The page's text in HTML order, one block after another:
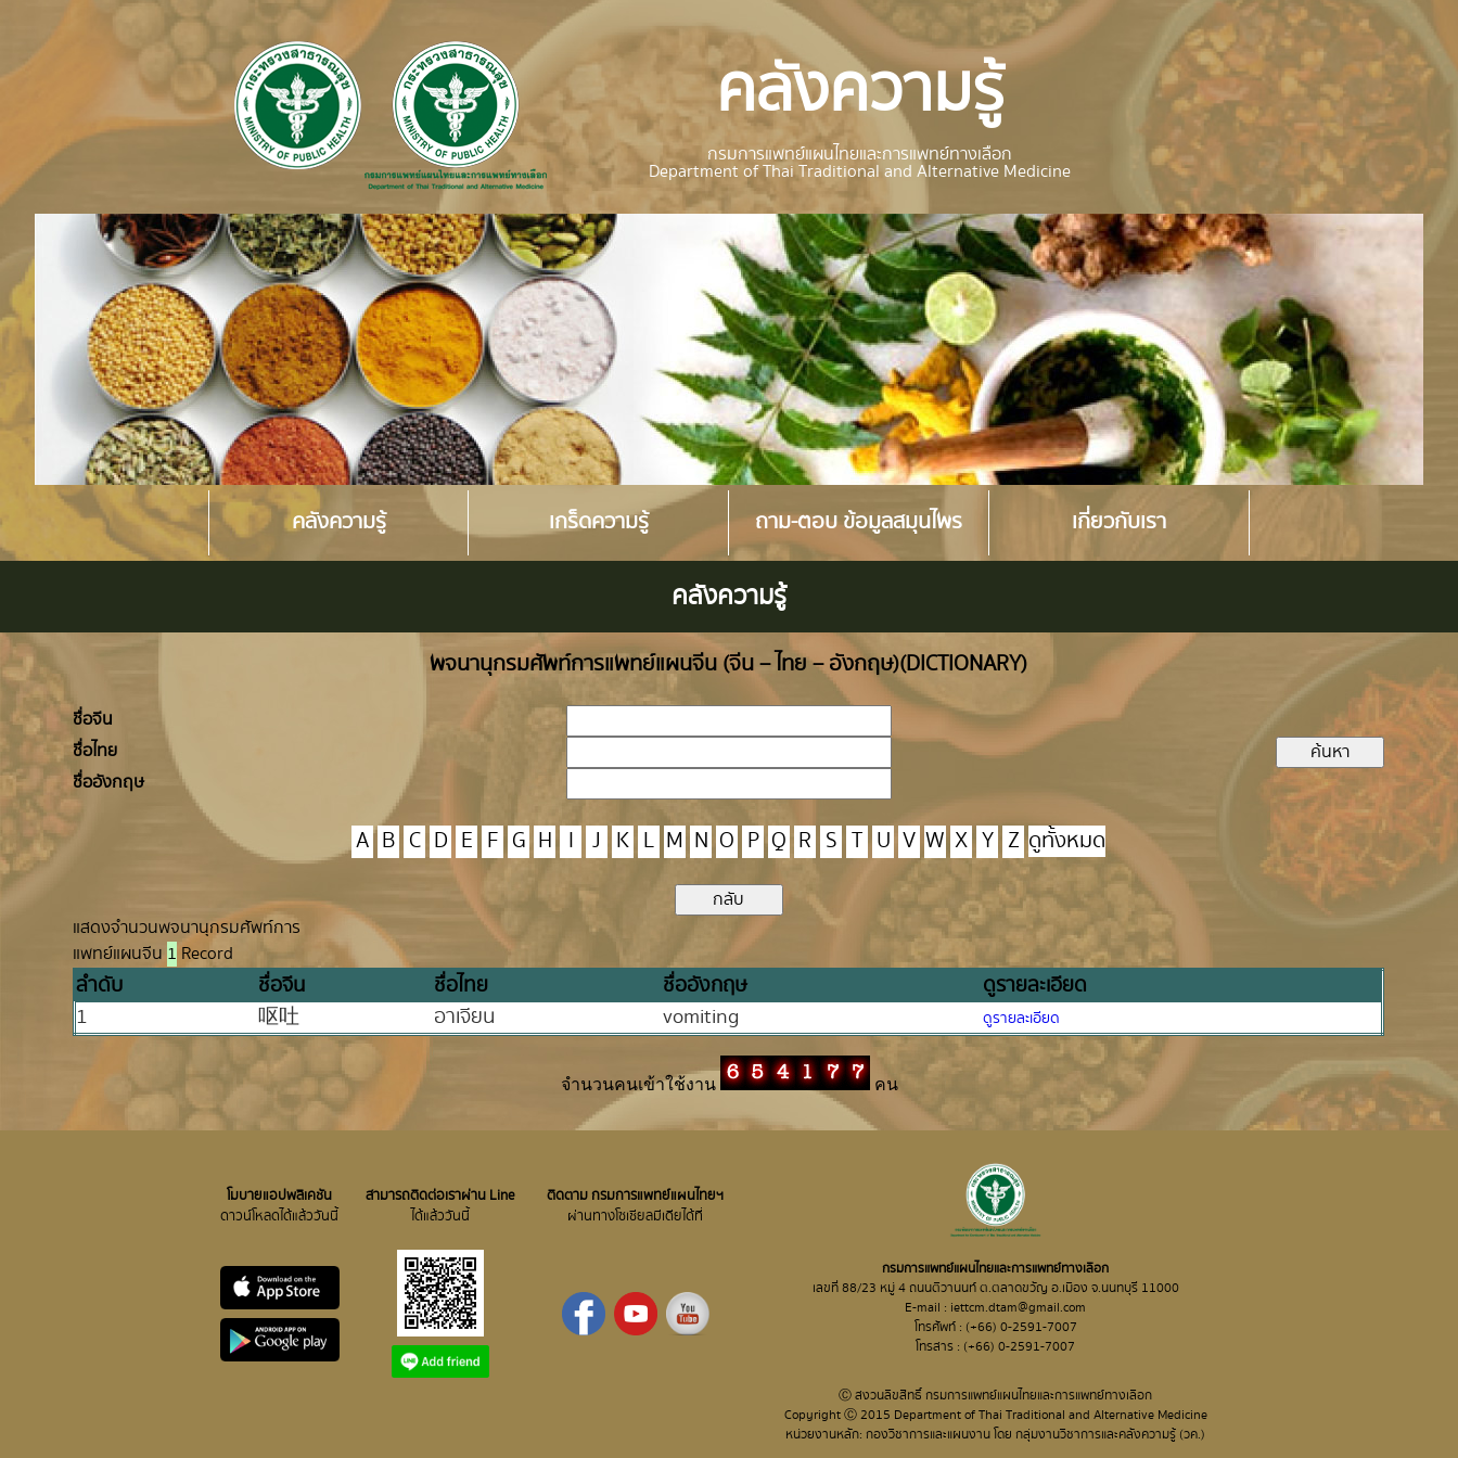
คลังความรู้
กรมการแพทย์แผนไทยและการแพทย์ทางเลือก
Department of Thai Traditional and Alternative Medicine
คลังความรู้ เกร็ดความรู้ ถาม-ตอบ ข้อมูลสมุนไพร เกี่ยวกับเรา
คลังความรู้
พจนานุกรมศัพท์การแพทย์แผนจีน (จีน – ไทย – อังกฤษ)(DICTIONARY)
ชื่อจีน
ชื่อไทย
ชื่ออังกฤษ
A B C D E F G H I J K L M N O P Q R S T U V W X Y Z ดูทั้งหมด
แสดงจำนวนพจนานุกรมศัพท์การ
แพทย์แผนจีน 1 Record
ลำดับ ชื่อจีน ชื่อไทย ชื่ออังกฤษ
ดูรายละเอียด
1
呕吐 อาเจียน vomiting ดูรายละเอียด
จำนวนคนเข้าใช้งาน คน
โมบายแอปพลิเคชัน
ดาวน์โหลดได้แล้ววันนี้
สามารถติดต่อเราผ่าน Line
ได้แล้ววันนี้
ติดตาม กรมการแพทย์แผนไทยฯ
ผ่านทางโซเชียลมีเดีย​ได้ที่
กรมการแพทย์แผนไทยและการแพทย์ทางเลือก
เลขที่ 88/23 หมู่ 4 ถนนติวานนท์ ต.ตลาดขวัญ อ.เมือง จ.นนทบุรี 11000
E-mail : iettcm.dtam@gmail.com
โทรศัพท์ : (+66) 0-2591-7007
โทรสาร : (+66) 0-2591-7007
Ⓒ สงวนลิขสิทธิ์ กรมการแพทย์แผนไทยและการแพทย์ทางเลือก
Copyright Ⓒ 2015 Department of Thai Traditional and Alternative Medicine
หน่วยงานหลัก: กองวิชาการและแผนงาน โดย กลุ่มงานวิชาการและคลังความรู้ (วค.)